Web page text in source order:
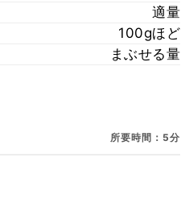
適量
100gほど
まぶせる量
所要時間：5分